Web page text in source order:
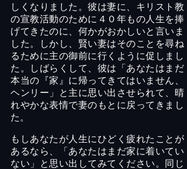
しくなりました。彼は妻に、キリスト教
の宣教活動のために４０年もの人生を捧
げてきたのに、何かがおかしいと言いま
した。しかし、賢い妻はそのことを尋ね
るために主の御前に行くように促しまし
た。しばらくして、彼は「あなたはまだ
本当の『家』に帰ってきてはいません、
ヘンリー」と主に思い出させられて、晴
れやかな表情で妻のもとに戻ってきまし
た。
もしあなたが人生にひどく疲れたことが
あるなら、「あなたはまだ家に着いてい
ない」と思い出してみてください。同じ